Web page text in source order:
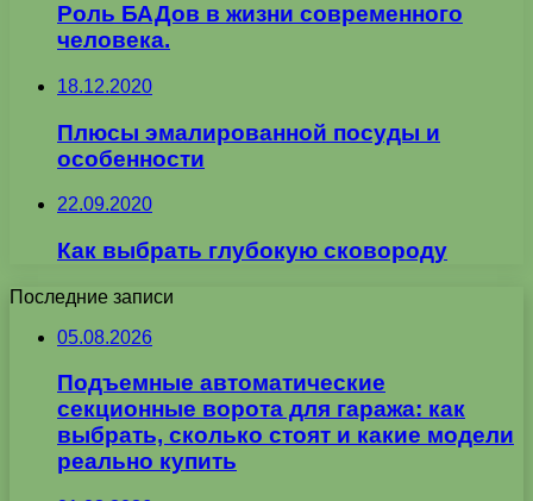
Роль БАДов в жизни современного
человека.
18.12.2020
Плюсы эмалированной посуды и
особенности
22.09.2020
Как выбрать глубокую сковороду
Последние записи
05.08.2026
Подъемные автоматические
секционные ворота для гаража: как
выбрать, сколько стоят и какие модели
реально купить